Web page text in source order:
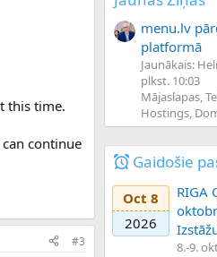
this time.
continue
#3
menu.lv
platformā
Jaunākais:
plkst. 10:03
Mājaslapas,
Hostings,
Gaidošie
Oct 8
2026
RIGA
8.-9.